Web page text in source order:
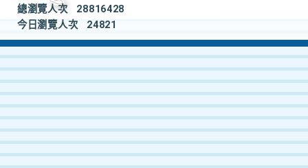
總瀏覽人次
28816428
今日瀏覽人次
24821